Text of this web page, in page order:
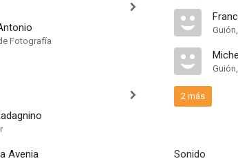
Fotografía
Avenia
2 más
Sonido